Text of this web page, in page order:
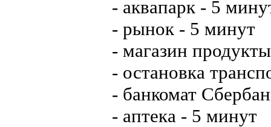
- аквапарк - 5
- рынок - 5 минут
- магазин
- остановка
- банкомат
- аптека - 5 минут